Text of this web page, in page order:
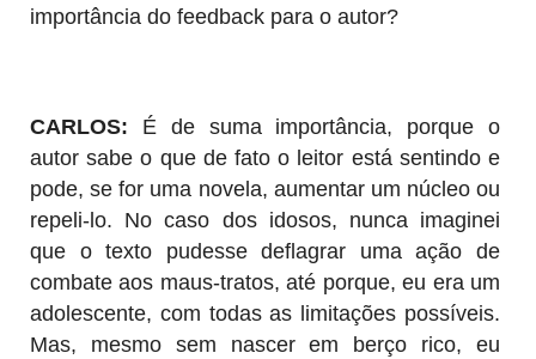
importância do feedback para o autor?
CARLOS:
É de suma importância, porque o
autor sabe o que de fato o leitor está sentindo e
pode, se for uma novela, aumentar um núcleo ou
repeli-lo. No caso dos idosos, nunca imaginei
que o texto pudesse deflagrar uma ação de
combate aos maus-tratos, até porque, eu era um
adolescente, com todas as limitações possíveis.
Mas, mesmo sem nascer em berço rico, eu